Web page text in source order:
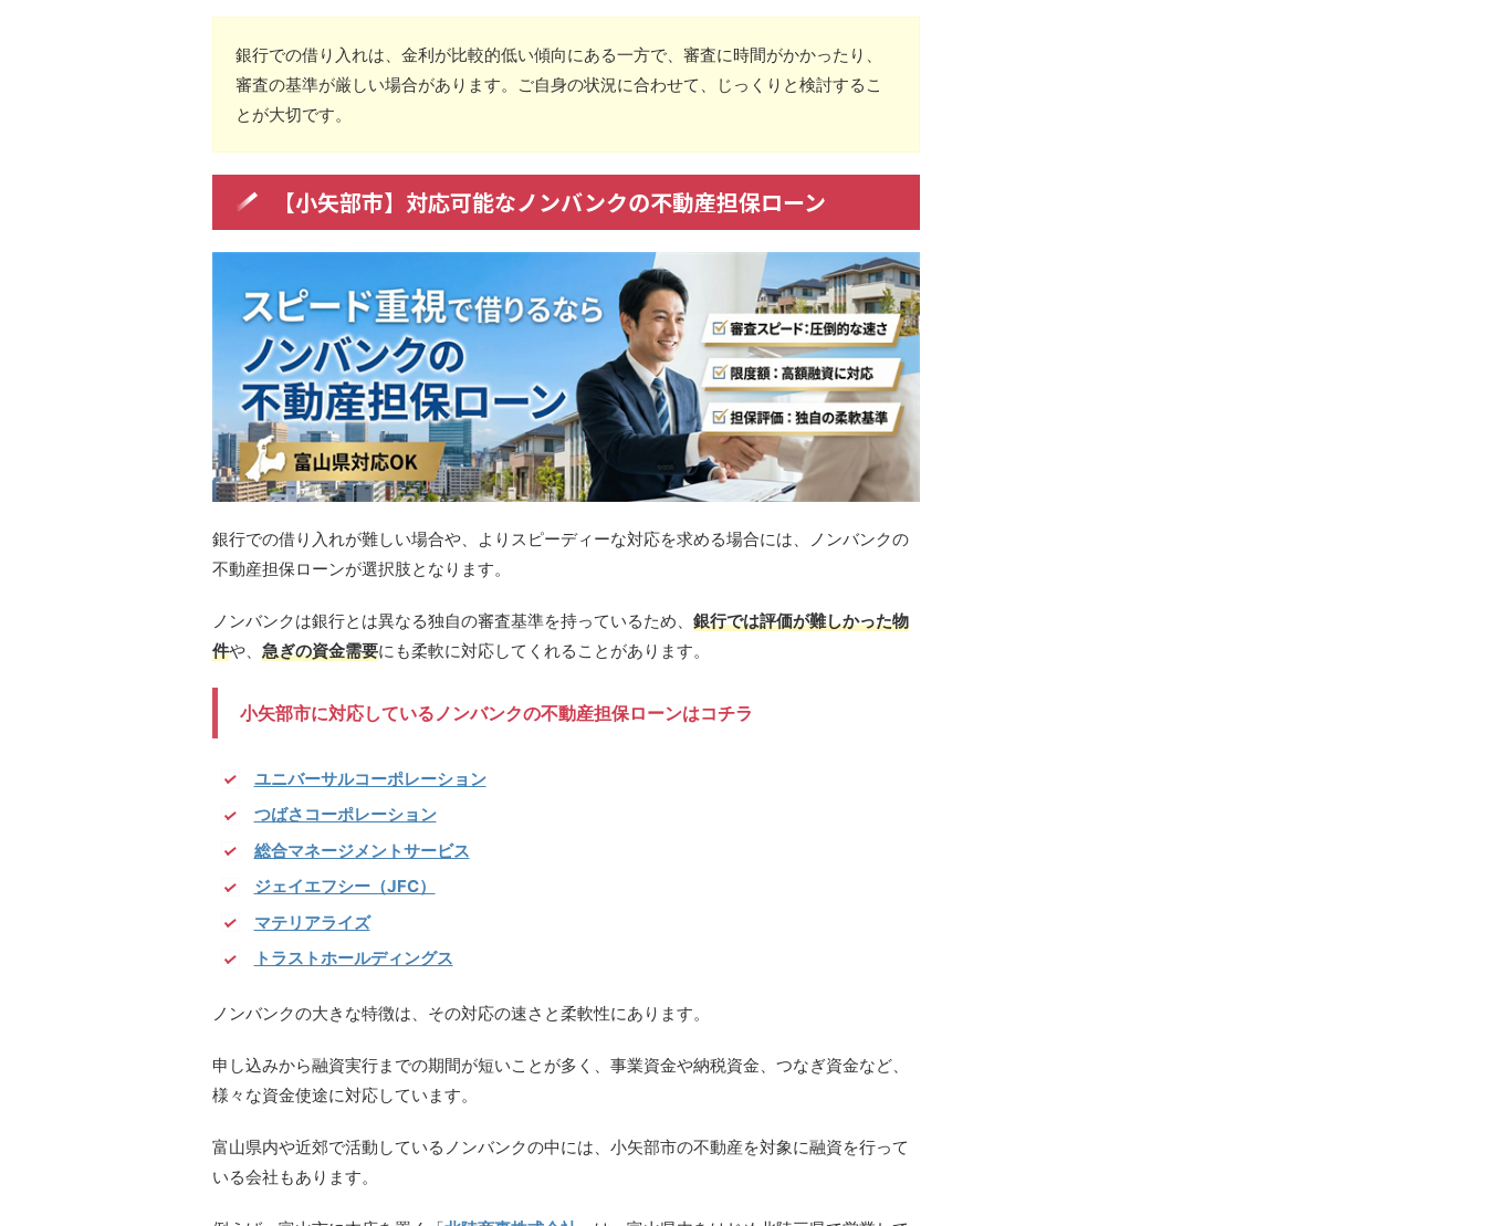
銀行での借り入れは、金利が比較的低い傾向にある一方で、審査に時間がかかったり、
審査の基準が厳しい場合があります。ご自身の状況に合わせて、じっくりと検討するこ
とが大切です。
【小矢部市】対応可能なノンバンクの不動産担保ローン
銀行での借り入れが難しい場合や、よりスピーディーな対応を求める場合には、ノンバンクの
不動産担保ローンが選択肢となります。
ノンバンクは銀行とは異なる独自の審査基準を持っているため、 銀行では評価が難しかった物
件や、 急ぎの資金需要にも柔軟に対応してくれることがあります。
小矢部市に対応しているノンバンクの不動産担保ローンはコチラ
ユニバーサルコーポレーション
つばさコーポレーション
総合マネージメントサービス
ジェイエフシー（JFC）
マテリアライズ
トラストホールディングス
ノンバンクの大きな特徴は、その対応の速さと柔軟性にあります。
申し込みから融資実行までの期間が短いことが多く、事業資金や納税資金、つなぎ資金など、
様々な資金使途に対応しています。
富山県内や近郊で活動しているノンバンクの中には、小矢部市の不動産を対象に融資を行って
いる会社もあります。